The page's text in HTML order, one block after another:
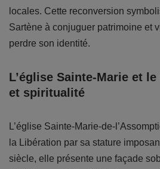
locales. Cette reconversion
Sartène à conjuguer patrimoine et
perdre son identité.
L’église Sainte-Marie et
et spiritualité
L’église Sainte-Marie-de-
la Libération par sa stature
siècle, elle présente une façade